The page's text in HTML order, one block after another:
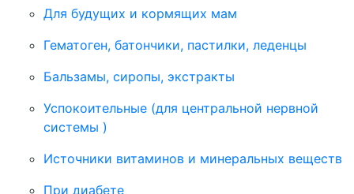
Для будущих и кормящих мам
Гематоген, батончики, пастилки, леденцы
Бальзамы, сиропы, экстракты
Успокоительные (для центральной нервной
системы )
Источники витаминов и минеральных веществ
При диабете